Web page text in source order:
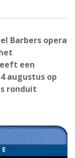
Barbers opera
een
augustus op
ronduit